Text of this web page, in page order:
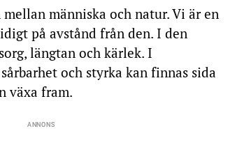
människa och natur. Vi är en
på avstånd från den. I den
längtan och kärlek. I
och styrka kan finnas sida
växa fram.